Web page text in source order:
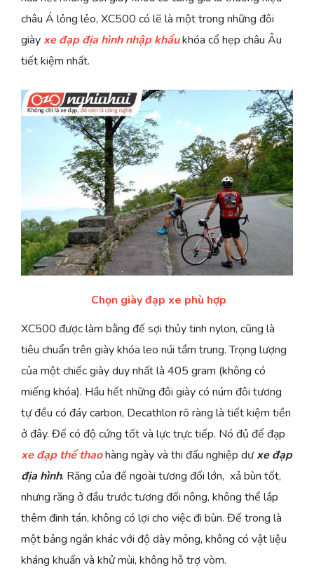
châu Á lỏng lẻo, XC500 có lẽ là một trong những đôi
giày xe đạp địa hình nhập khẩukhóa cổ hẹp châu Âu
tiết kiệm nhất.
Chọn giày đạp xe phù hợp
XC500 được làm bằng đế sợi thủy tinh nylon, cũng là
tiêu chuẩn trên giày khóa leo núi tầm trung. Trọng lượng
của một chiếc giày duy nhất là 405 gram (không có
miếng khóa). Hầu hết những đôi giày có núm đôi tương
tự đều có đáy carbon, Decathlon rõ ràng là tiết kiệm tiền
ở đây. Đế có độ cứng tốt và lực trực tiếp. Nó đủ để đạp
xe đạp thể thaohàng ngày và thi đấu nghiệp dưxe đạp
địa hình. Răng của đế ngoài tương đối lớn, xả bùn tốt,
nhưng răng ở đầu trước tương đối nông, không thể lắp
thêm đinh tán, không có lợi cho việc đi bùn. Đế trong là
một bảng ngắn khác với độ dày mỏng, không có vật liệu
kháng khuẩn và khử mùi, không hỗ trợ vòm.